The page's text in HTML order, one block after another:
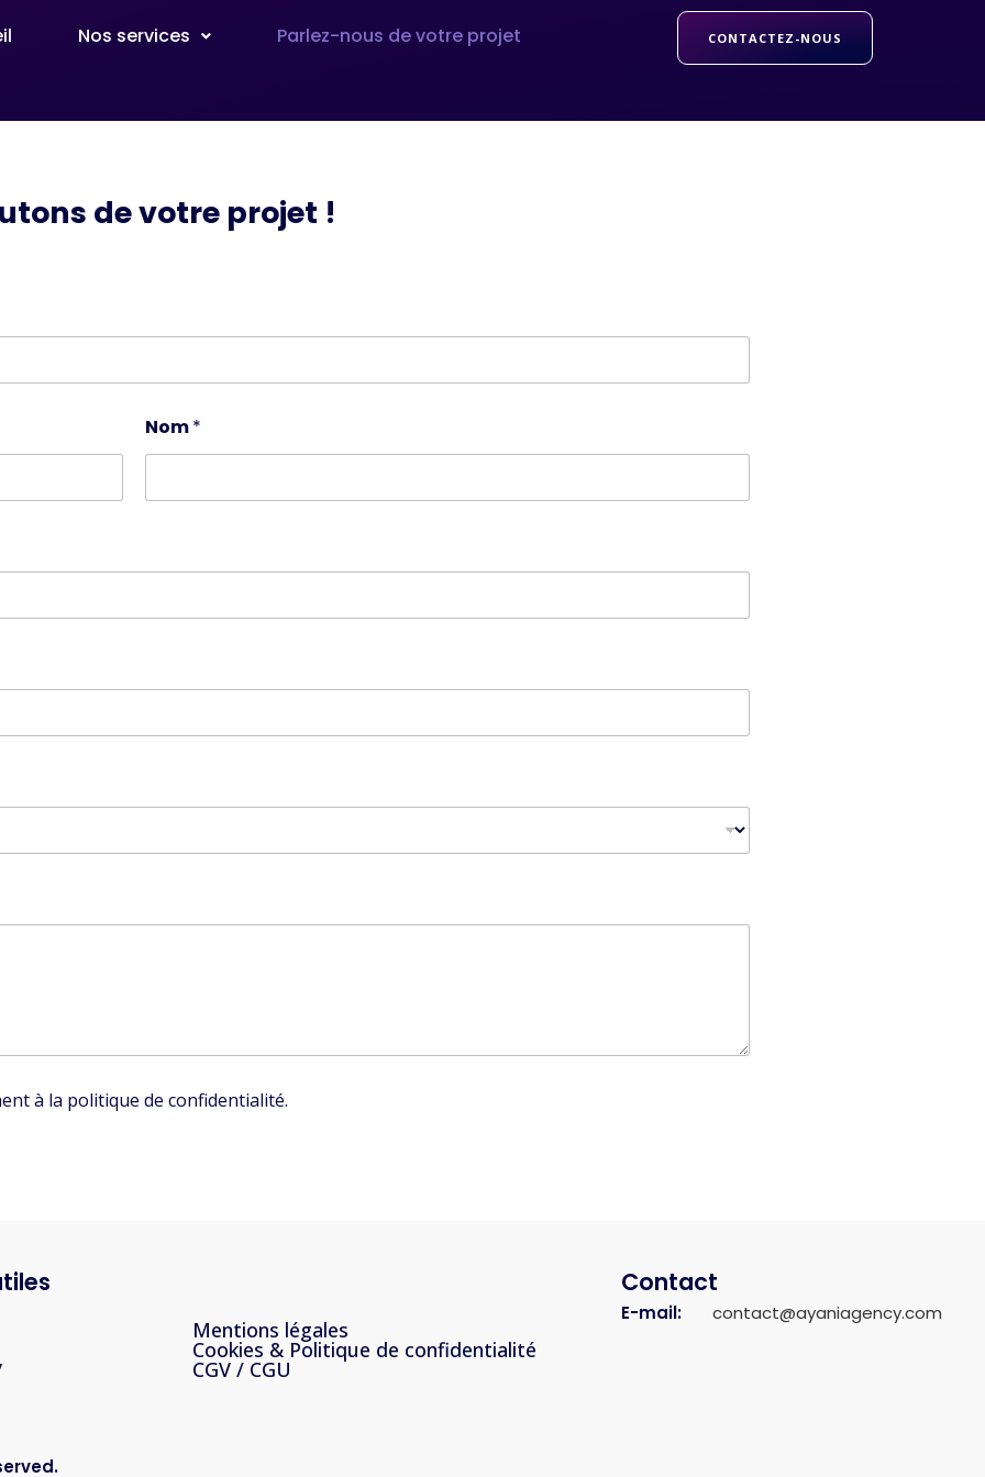
Nos services Parlez-nous de votre projet CONTACTEZ-NOUS
de votre projet !
Nom*
à la politique de confidentialité.
Mentions légales
Cookies & Politique de confidentialité
CGV / CGU
Contact
E-mail:contact@ayaniagency.com